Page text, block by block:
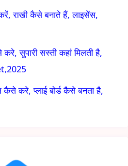
राखी कैसे बनाते हैं, लाइसेंस,
सुपारी सस्ती कहां मिलती है,
करे, प्लाई बोर्ड कैसे बनता है,